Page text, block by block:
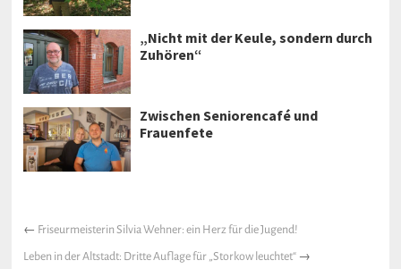
„Nicht mit der Keule, sondern durch
Zuhören“
Zwischen Seniorencafé und
Frauenfete
← Friseurmeisterin Silvia Wehner: ein Herz für die Jugend!
Leben in der Altstadt: Dritte Auflage für „Storkow leuchtet“ →